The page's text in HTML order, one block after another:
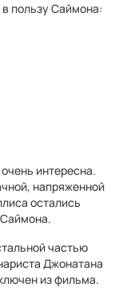
в пользу Саймона:
интересна.
напряженной
остались
частью
Джонатана
из фильма.